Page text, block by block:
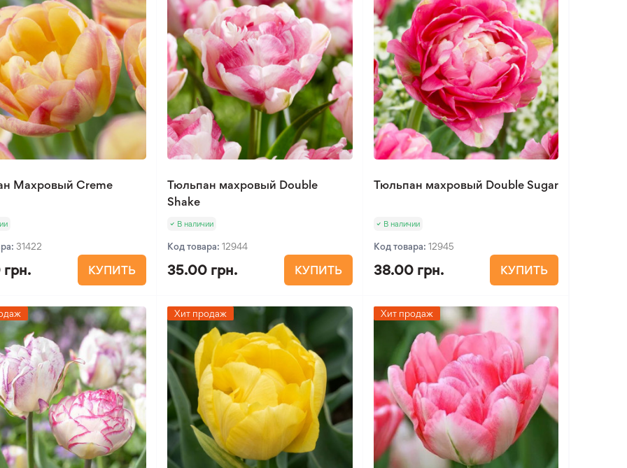
Махровый Creme
31422
КУПИТЬ
Тюльпан махровый Double
Shake
В наличии
Код товара:12944
35.00 грн. КУПИТЬ
Тюльпан махровый Double Sugar
В наличии
Код товара: 12945
38.00 грн. КУПИТЬ
Хит продаж Хит продаж